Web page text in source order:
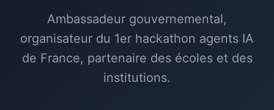
Ambassadeur gouvernemental,
organisateur du 1er hackathon agents IA
de France, partenaire des écoles et des
institutions.